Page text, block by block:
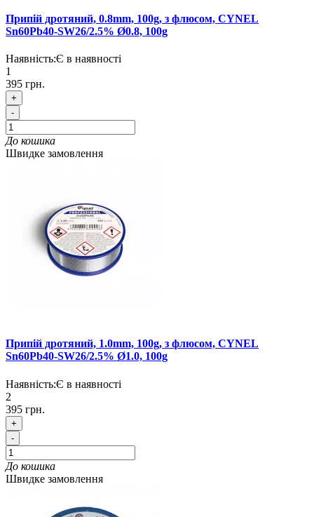
Припій дротяний, 0.8mm, 100g, з флюсом, CYNEL
Sn60Pb40-SW26/2.5% Ø0.8, 100g
Наявність:Є в наявності
1
395 грн.
+
-
До кошика
Швидке замовлення
Припій дротяний, 1.0mm, 100g, з флюсом, CYNEL
Sn60Pb40-SW26/2.5% Ø1.0, 100g
Наявність:Є в наявності
2
395 грн.
+
-
До кошика
Швидке замовлення